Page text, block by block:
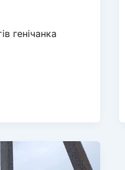
генічанка